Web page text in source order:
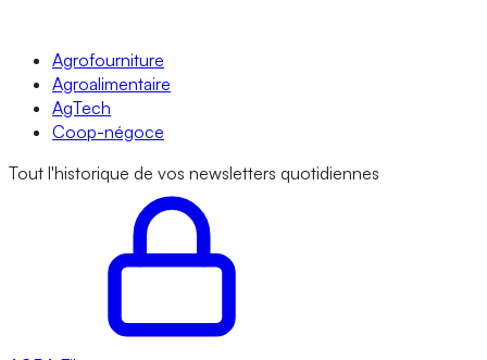
Agrofourniture
Agroalimentaire
AgTech
Coop-négoce
Tout l'historique de vos newsletters quotidiennes